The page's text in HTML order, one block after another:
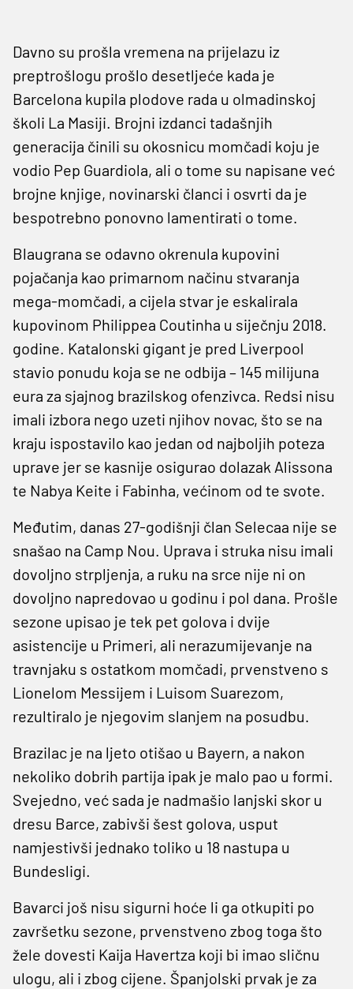
Davno su prošla vremena na prijelazu iz
preptrošlogu prošlo desetljeće kada je
Barcelona kupila plodove rada u olmadinskoj
školi La Masiji. Brojni izdanci tadašnjih
generacija činili su okosnicu momčadi koju je
vodio Pep Guardiola, ali o tome su napisane već
brojne knjige, novinarski članci i osvrti da je
bespotrebno ponovno lamentirati o tome.
Blaugrana se odavno okrenula kupovini
pojačanja kao primarnom načinu stvaranja
mega-momčadi, a cijela stvar je eskalirala
kupovinom Philippea Coutinha u siječnju 2018.
godine. Katalonski gigant je pred Liverpool
stavio ponudu koja se ne odbija – 145 milijuna
eura za sjajnog brazilskog ofenzivca. Redsi nisu
imali izbora nego uzeti njihov novac, što se na
kraju ispostavilo kao jedan od najboljih poteza
uprave jer se kasnije osigurao dolazak Alissona
te Nabya Keite i Fabinha, većinom od te svote.
Međutim, danas 27-godišnji član Selecaa nije se
snašao na Camp Nou. Uprava i struka nisu imali
dovoljno strpljenja, a ruku na srce nije ni on
dovoljno napredovao u godinu i pol dana. Prošle
sezone upisao je tek pet golova i dvije
asistencije u Primeri, ali nerazumijevanje na
travnjaku s ostatkom momčadi, prvenstveno s
Lionelom Messijem i Luisom Suarezom,
rezultiralo je njegovim slanjem na posudbu.
Brazilac je na ljeto otišao u Bayern, a nakon
nekoliko dobrih partija ipak je malo pao u formi.
Svejedno, već sada je nadmašio lanjski skor u
dresu Barce, zabivši šest golova, usput
namjestivši jednako toliko u 18 nastupa u
Bundesligi.
Bavarci još nisu sigurni hoće li ga otkupiti po
završetku sezone, prvenstveno zbog toga što
žele dovesti Kaija Havertza koji bi imao sličnu
ulogu, ali i zbog cijene. Španjolski prvak je za